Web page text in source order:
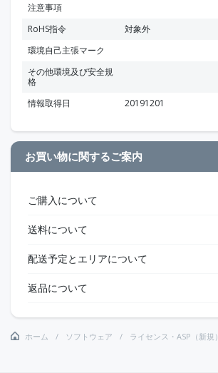
注意事項
RoHS指令
対象外
環境自己主張マーク
その他環境及び安全規
格
情報取得日
20191201
お買い物に関するご案内
ご購入について
送料について
配送予定とエリアについて
返品について
ホーム ソフトウェア ライセンス・ASP（新規）